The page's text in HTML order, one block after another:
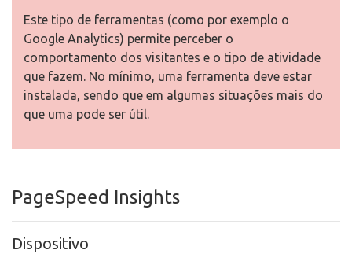
Este tipo de ferramentas (como por exemplo o
Google Analytics) permite perceber o
comportamento dos visitantes e o tipo de atividade
que fazem. No mínimo, uma ferramenta deve estar
instalada, sendo que em algumas situações mais do
que uma pode ser útil.
PageSpeed Insights
Dispositivo